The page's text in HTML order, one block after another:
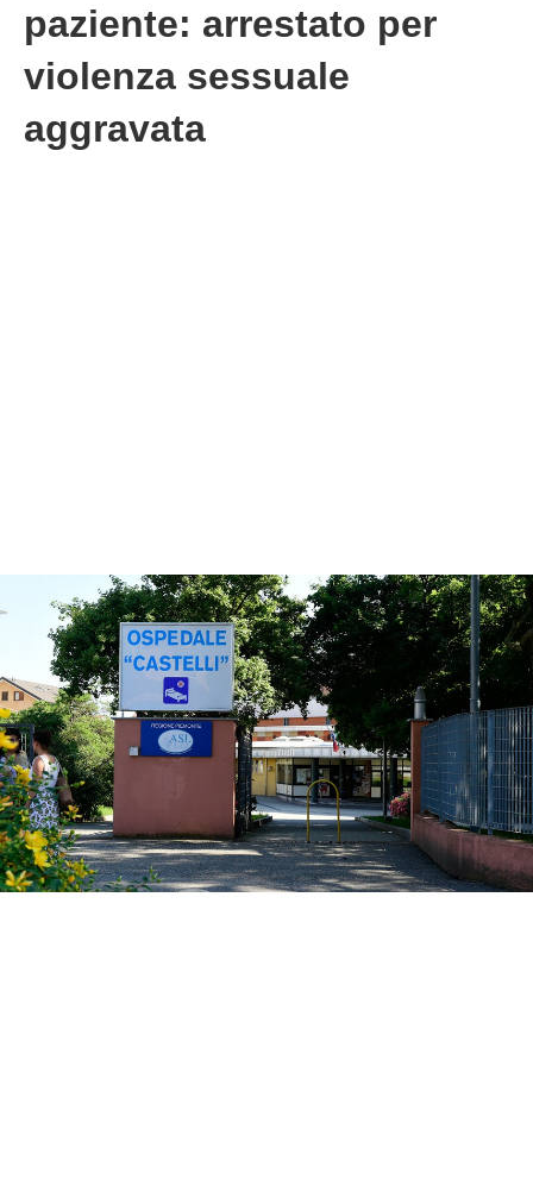
paziente: arrestato per
violenza sessuale
aggravata